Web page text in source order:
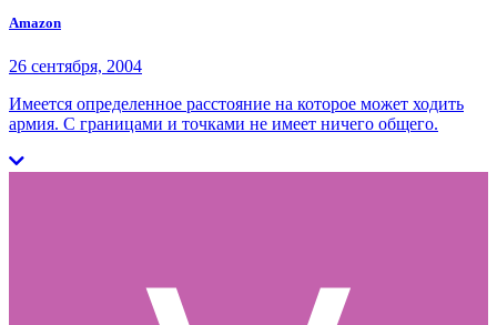
Amazon
26 сентября, 2004
Имеется определенное расстояние на которое может ходить
армия. С границами и точками не имеет ничего общего.